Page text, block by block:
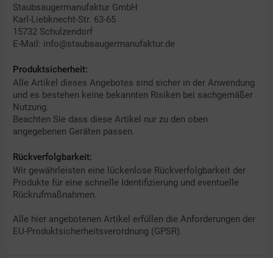
Staubsaugermanufaktur GmbH
Karl-Liebknecht-Str. 63-65
15732 Schulzendorf
E-Mail: info@staubsaugermanufaktur.de
Produktsicherheit:
Alle Artikel dieses Angebotes sind sicher in der Anwendung
und es bestehen keine bekannten Risiken bei sachgemäßer
Nutzung.
Beachten Sie dass diese Artikel nur zu den oben
angegebenen Geräten passen.
Rückverfolgbarkeit:
Wir gewährleisten eine lückenlose Rückverfolgbarkeit der
Produkte für eine schnelle Identifizierung und eventuelle
Rückrufmaßnahmen.
Alle hier angebotenen Artikel erfüllen die Anforderungen der
EU-Produktsicherheitsverordnung (GPSR).